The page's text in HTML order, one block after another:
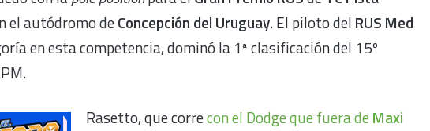
el autódromo deConcepción del Uruguay. El piloto del RUS Med
en esta competencia, dominó la 1ª clasificación del 15º
Rasetto, que correcon el Dodge que fuera deMaxi